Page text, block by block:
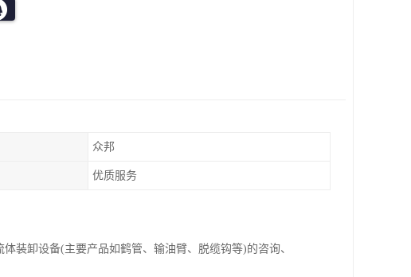
众邦
优质服务
装卸设备(主要产品如鹤管、输油臂、脱缆钩等)的咨询、